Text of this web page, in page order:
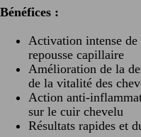
Bénéfices :
Activation intense de
repousse capillaire
Amélioration de la
de la vitalité des
Action anti-
sur le cuir chevelu
Résultats rapides et